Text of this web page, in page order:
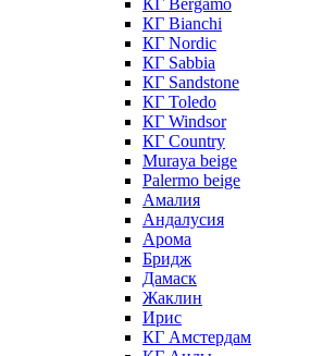
КГ Bergamo
КГ Bianchi
КГ Nordic
КГ Sabbia
КГ Sandstone
КГ Toledo
КГ Windsor
КГ Сountry
Muraya beige
Palermo beige
Амалия
Андалусия
Арома
Бридж
Дамаск
Жаклин
Ирис
КГ Амстердам